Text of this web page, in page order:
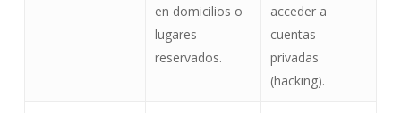
en domicilios o
lugares
reservados.
acceder a
cuentas
privadas
(hacking).